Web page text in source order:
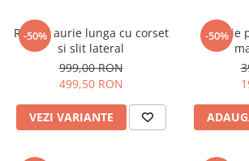
-50%
Rochie aurie lunga cu corset
si slit lateral
999,00 RON
499,50 RON
VEZI VARIANTE
-50%
Rochie